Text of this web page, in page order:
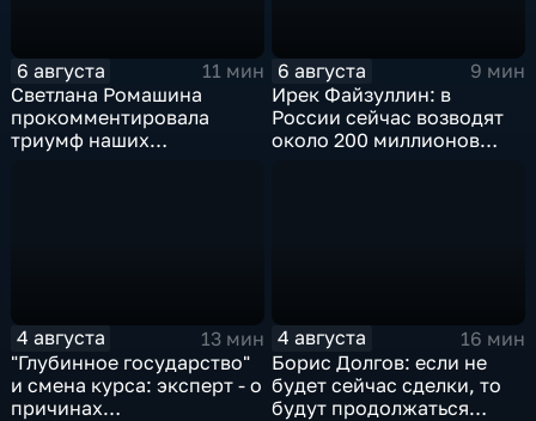
6 августа
11 мин
Светлана Ромашина
прокомментировала
триумф наших
6 августа
9 мин
Ирек Файзуллин: в
России сейчас возводят
около 200 миллионов
4 августа
13 мин
"Глубинное государство"
и смена курса: эксперт - о
причинах
4 августа
16 мин
Борис Долгов: если не
будет сейчас сделки, то
будут продолжаться